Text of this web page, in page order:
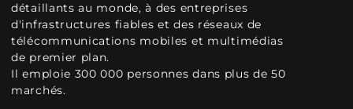
détaillants au monde, à des entreprises
d'infrastructures fiables et des réseaux de
télécommunications mobiles et multimédias
de premier plan.
Il emploie 300 000 personnes dans plus de 50
marchés.